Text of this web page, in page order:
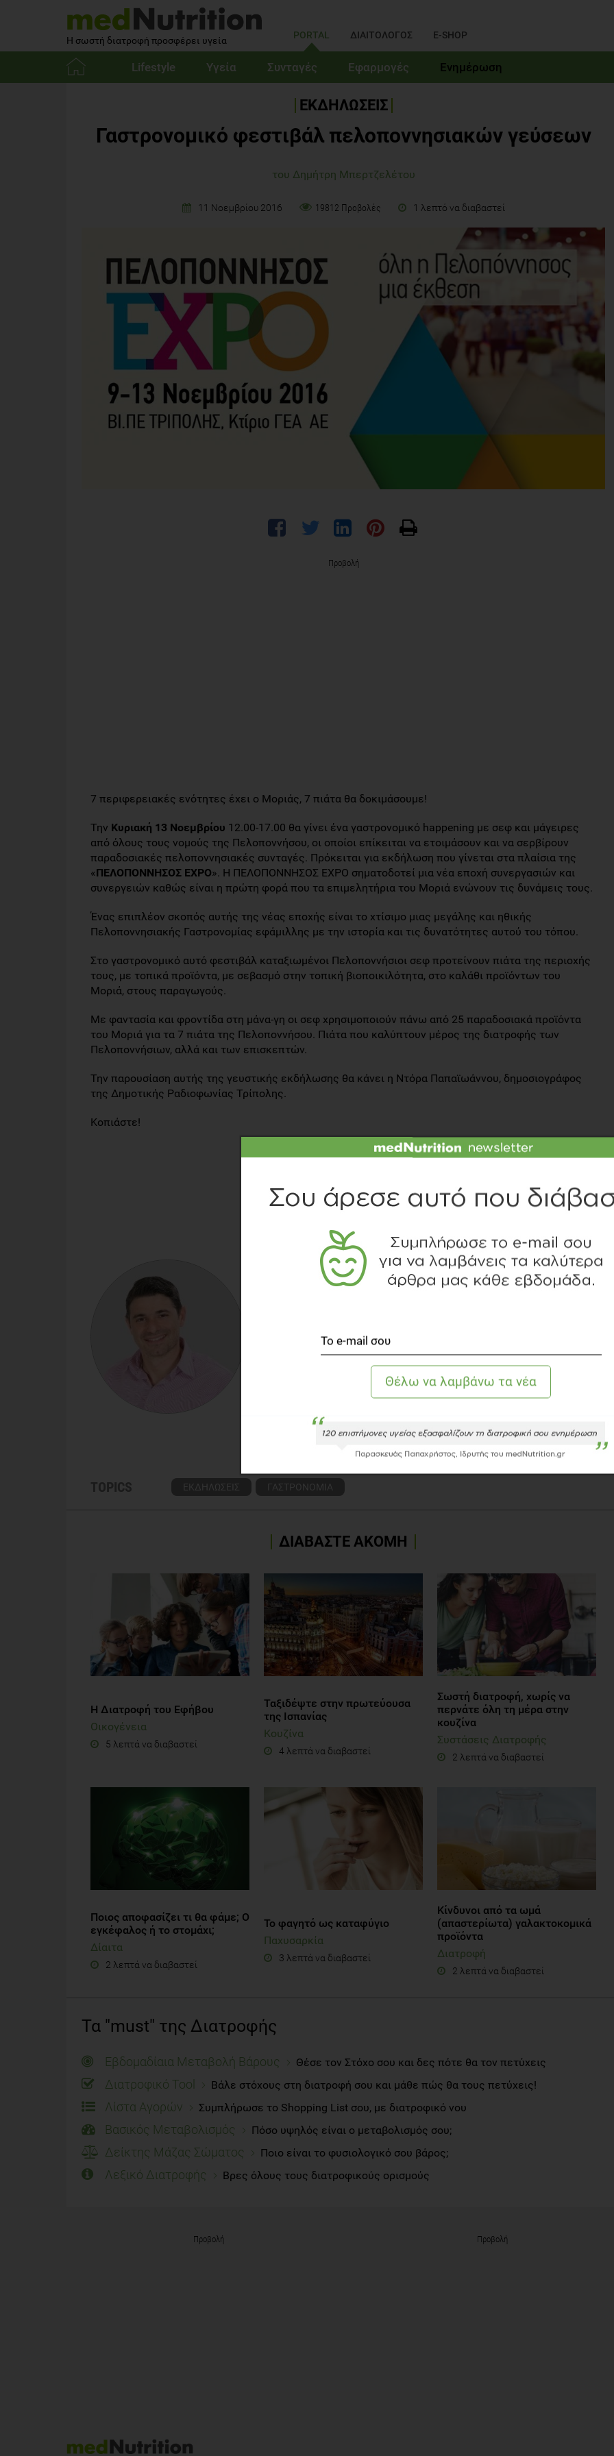
Η σωστή διατροφή προσφέρει υγεία PORTAL ΔΙΑΙΤΟΛΟΓΟΣ E-SHOP
Lifestyle Υγεία Συνταγές Εφαρμογές Ενημέρωση
ΕΚΔΗΛΩΣΕΙΣ
Γαστρονομικό φεστιβάλ πελοποννησιακών γεύσεων
του Δημήτρη Μπερτζελέτου
11 Νοεμβρίου 2016 19812 Προβολές 1 λεπτό να διαβαστεί
Προβολή
7 περιφερειακές ενότητες έχει o Μοριάς, 7 πιάτα θα δοκιμάσουμε!
Την Κυριακή 13 Νοεμβρίου 12.00-17.00 θα γίνει ένα γαστρονομικό happening με σεφ και μάγειρες
από όλους τους νομούς της Πελοποννήσου, οι οποίοι επίκειται να ετοιμάσουν και να σερβίρουν
παραδοσιακές πελοποννησιακές συνταγές. Πρόκειται για εκδήλωση που γίνεται στα πλαίσια της
«ΠΕΛΟΠΟΝΝΗΣΟΣ EXPO». Η ΠΕΛΟΠΟΝΝΗΣΟΣ EXPO σηματοδοτεί μια νέα εποχή συνεργασιών και
συνεργειών καθώς είναι η πρώτη φορά που τα επιμελητήρια του Μοριά ενώνουν τις δυνάμεις τους.
Ένας επιπλέον σκοπός αυτής της νέας εποχής είναι το χτίσιμο μιας μεγάλης και ηθικής
Πελοποννησιακής Γαστρονομίας εφάμιλλης με την ιστορία και τις δυνατότητες αυτού του τόπου.
Στο γαστρονομικό αυτό φεστιβάλ καταξιωμένοι Πελοποννήσιοι σεφ προτείνουν πιάτα της περιοχής
τους, με τοπικά προϊόντα, με σεβασμό στην τοπική βιοποικιλότητα, στο καλάθι προϊόντων του
Μοριά, στους παραγωγούς.
Με φαντασία και φροντίδα στη μάνα-γη οι σεφ χρησιμοποιούν πάνω από 25 παραδοσιακά προϊόντα
του Μοριά για τα 7 πιάτα της Πελοποννήσου. Πιάτα που καλύπτουν μέρος της διατροφής των
Πελοποννήσιων, αλλά και των επισκεπτών.
Την παρουσίαση αυτής της γευστικής εκδήλωσης θα κάνει η Ντόρα Παπαϊωάννου, δημοσιογράφος
της Δημοτικής Ραδιοφωνίας Τρίπολης.
Κοπιάστε!
ΔΗΜΉΤΡΗΣ Π. ΜΠΕΡΤΖΕΛΈΤΟΣ
Διαιτολόγος - Διατροφολόγος, M.Sc.
Ο Δημήτρης Μπερτζελέτος είναι Διαιτολόγος – Διατροφολόγος,
ενώ παρέχει τις υπηρεσίες του στο Κέντρο Αποκατάστασης
"Παλλάδιον"
Γνωρίστε τoν αρθογράφο
Δείτε το διαιτολογικό γραφείο
TOPICS ΕΚΔΗΛΩΣΕΙΣ ΓΑΣΤΡΟΝΟΜΙΑ
ΔΙΑΒΑΣΤΕ ΑΚΟΜΗ
Η Διατροφή του Εφήβου
Οικογένεια
5 λεπτά να διαβαστεί
Ταξιδέψτε στην πρωτεύουσα
της Ισπανίας
Κουζίνα
4 λεπτά να διαβαστεί
Σωστή διατροφή, χωρίς να
περνάτε όλη τη μέρα στην
κουζίνα
Συστάσεις Διατροφής
2 λεπτά να διαβαστεί
Ποιος αποφασίζει τι θα φάμε; Ο
εγκέφαλος ή το στομάχι;
Δίαιτα
2 λεπτά να διαβαστεί
Το φαγητό ως καταφύγιο
Παχυσαρκία
3 λεπτά να διαβαστεί
Kίνδυνοι από τα ωμά
(απαστερίωτα) γαλακτοκομικά
προϊόντα
Διατροφή
2 λεπτά να διαβαστεί
Τα "must" της Διατροφής
Εβδομαδίαια Μεταβολή Βάρους Θέσε τον Στόχο σου και δες πότε θα τον πετύχεις
Διατροφικό Tool Βάλε στόχους στη διατροφή σου και μάθε πώς θα τους πετύχεις!
Λίστα Αγορών Συμπλήρωσε το Shopping List σου, με διατροφικό νου
Βασικός Μεταβολισμός Πόσο υψηλός είναι ο μεταβολισμός σου;
Δείκτης Μάζας Σώματος Ποιο είναι το φυσιολογικό σου βάρος;
Λεξικό Διατροφής Βρες όλους τους διατροφικούς ορισμούς
Προβολή Προβολή